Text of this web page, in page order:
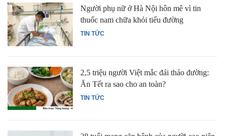
TIN TỨC
Người phụ nữ ở Hà Nội hôn mê vì tin
thuốc nam chữa khỏi tiểu đường
TIN TỨC
2,5 triệu người Việt mắc đái tháo đường:
Ăn Tết ra sao cho an toàn?